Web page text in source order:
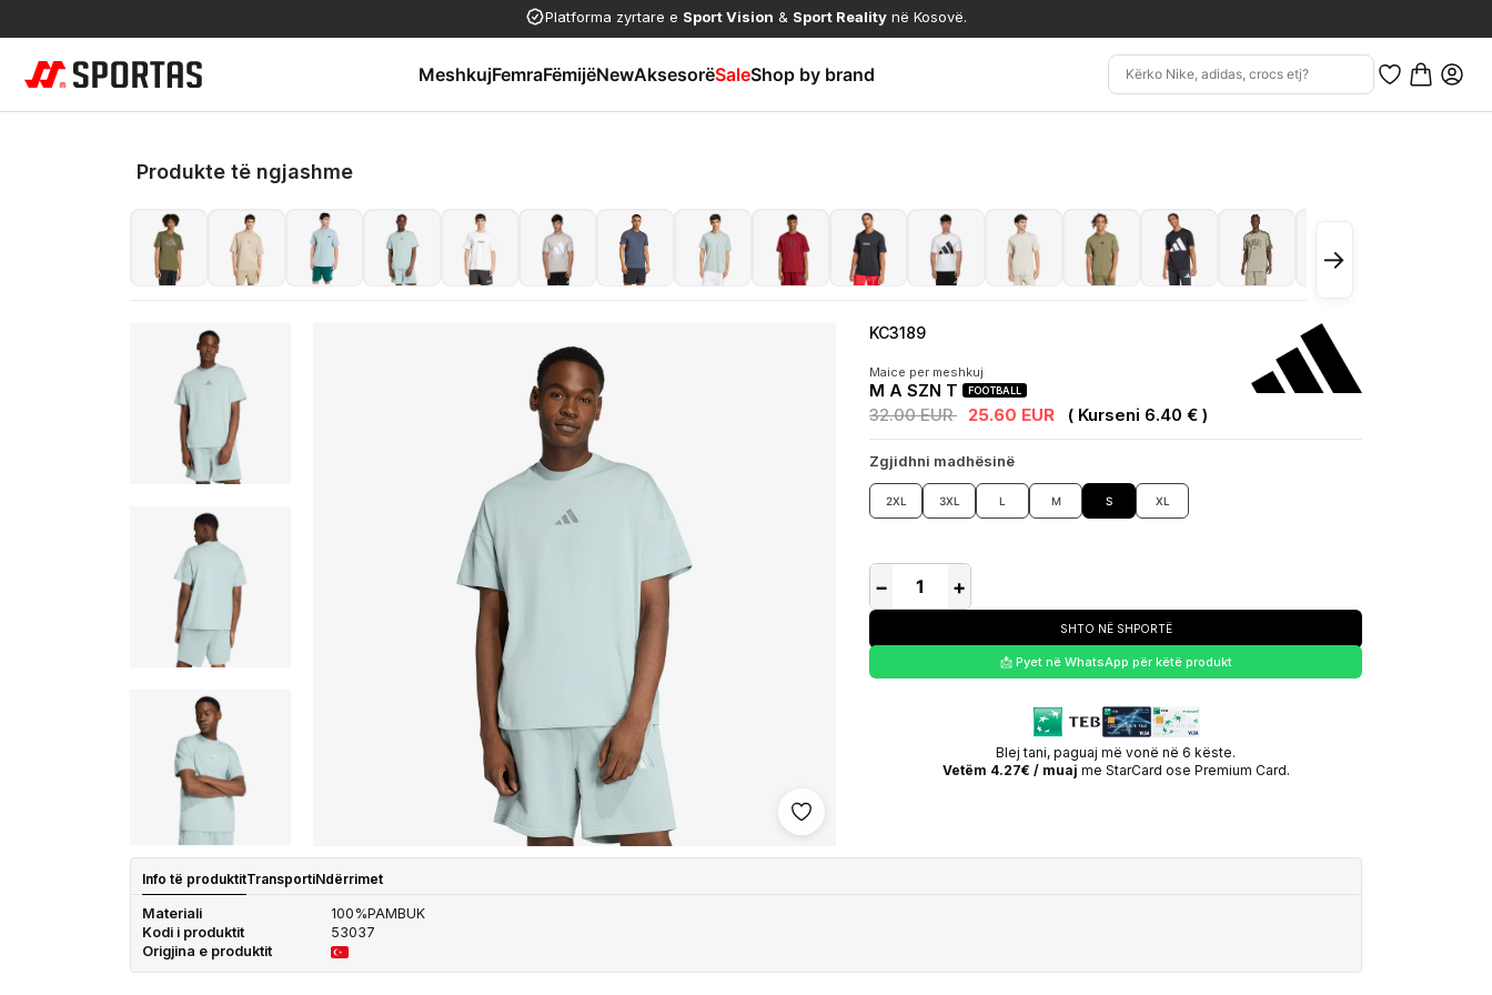
Platforma zyrtare e Sport Vision & Sport Reality në Kosovë.
MeshkujFemraFëmijëNewAksesorëSaleShop by brand
Produkte të ngjashme
→
Shto në wishlist
KC3189
Maice per meshkuj
M A SZN T FOOTBALL
32.00 EUR 25.60 EUR ( Kurseni 6.40 € )
Zgjidhni madhësinë
2XL 3XL L M S XL
− +
SHTO NË SHPORTË
📩 Pyet në WhatsApp për këtë produkt
Blej tani, paguaj më vonë në 6 këste.
Vetëm 4.27€ / muaj me StarCard ose Premium Card.
Info të produktitTransportiNdërrimet
Materiali
100%PAMBUK
Kodi i produktit
53037
Origjina e produktit